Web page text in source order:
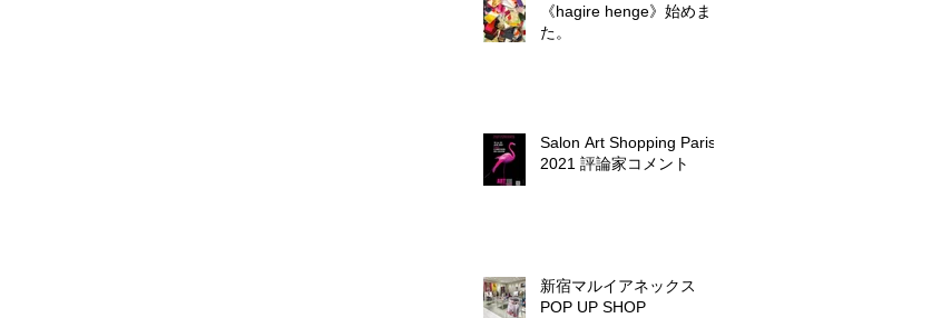
《hagire henge》始めまし
た。
Salon Art Shopping Paris
2021 評論家コメント
新宿マルイアネックス
POP UP SHOP